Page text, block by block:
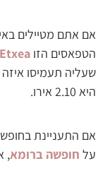
אם אתם מטיילים
הטפאסים הזו
שעליה תעמיסו
היא 2.10 אירו.
אם התעניינת
על חופשה ברומא,